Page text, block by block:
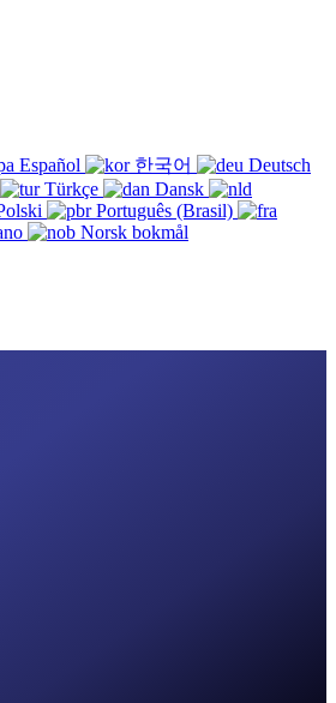
Español 한국어
Deutsch
Türkçe
Dansk
Português (Brasil)
Norsk bokmål